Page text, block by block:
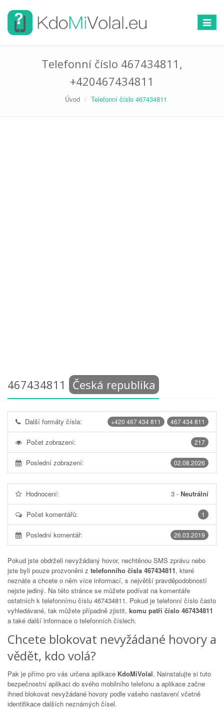
Telefonní číslo 467434811,
+420467434811
Úvod Telefonní číslo 467434811
467434811 Česká republika
467 434 811
+420 467 434 811
Další formáty čísla:
217
Počet zobrazení:
02.08.2026
Poslední zobrazení:
Hodnocení: 3 - Neutrální
1
Počet komentářů:
26.03.2019
Poslední komentář:
Pokud jste obdrželi nevyžádaný hovor, nechtěnou SMS zprávu nebo
jste byli pouze prozvoněni z telefonního čísla 467434811, které
neznáte a chcete o něm více informací, s největší pravděpodobností
nejste jediný. Na této stránce se můžete podívat na komentáře
ostatních k telefonnímu číslu 467434811. Pokud je telefonní číslo často
vyhledávané, tak můžete případně zjistit, komu patří číslo 467434811
a také další informace o telefonních číslech.
Chcete blokovat nevyžádané hovory a
vědět, kdo volá?
Pak je přímo pro vás určena aplikace KdoMiVolal. Nainstalujte si tuto
bezpečnostní aplikaci do svého mobilního telefonu a aplikace začne
ihned blokovat nevyžádané hovory podle vašeho nastavení včetně
identifikace dalších neznámých čísel.